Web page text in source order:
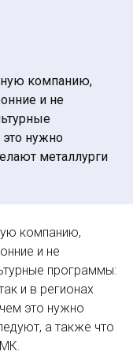
компанию,
и не
нужно
металлурги
компанию,
и не
программы:
и в регионах
это нужно
а также что